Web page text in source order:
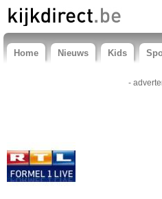
Home Nieuws Kids
-